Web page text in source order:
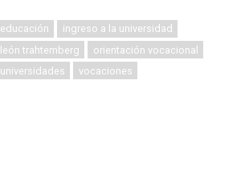
educación
ingreso a la universidad
león trahtemberg
orientación vocacional
universidades
vocaciones